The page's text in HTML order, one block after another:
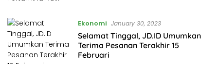
Ekonomi January 30, 2023
Selamat Tinggal, JD.ID Umumkan
Terima Pesanan Terakhir 15
Februari